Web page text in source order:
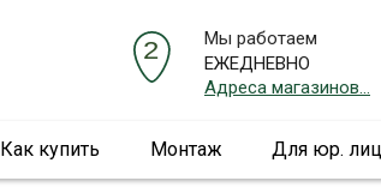
Мы работаем
ЕЖЕДНЕВНО
Адреса магазинов...
Как купить Монтаж Для юр. лиц